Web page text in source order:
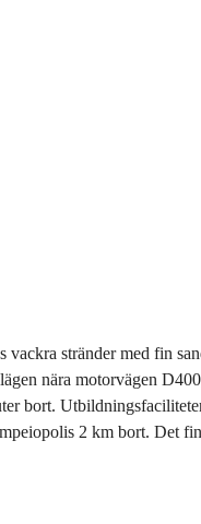
stränder med fin
nära motorvägen
bort.
2 km bort. Det